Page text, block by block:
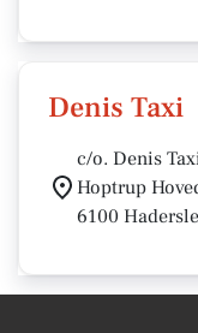
Denis Taxi
c/o. Denis
Hoptrup
6100